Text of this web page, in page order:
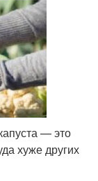
— это
хуже других